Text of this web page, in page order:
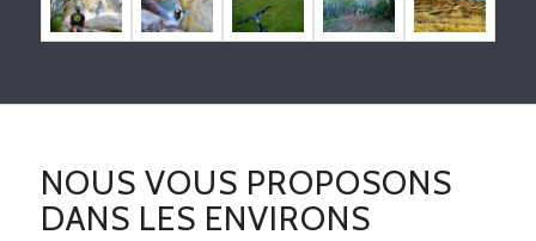
NOUS VOUS PROPOSONS
DANS LES ENVIRONS